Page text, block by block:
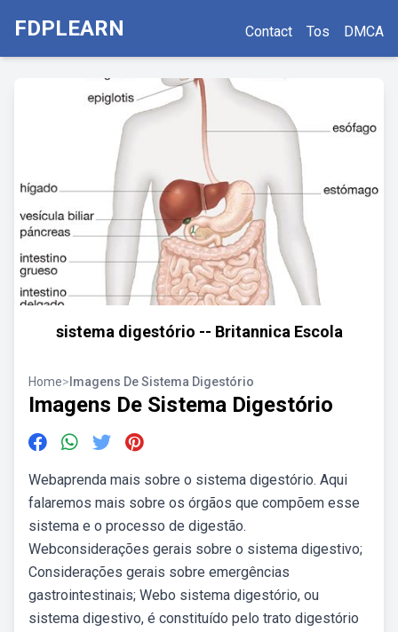
FDPLEARN Contact Tos DMCA
sistema digestório -- Britannica Escola
Home> Imagens De Sistema Digestório
Imagens De Sistema Digestório
Webaprenda mais sobre o sistema digestório. Aqui
falaremos mais sobre os órgãos que compõem esse
sistema e o processo de digestão.
Webconsiderações gerais sobre o sistema digestivo;
Considerações gerais sobre emergências
gastrointestinais; Webo sistema digestório, ou
sistema digestivo, é constituído pelo trato digestório